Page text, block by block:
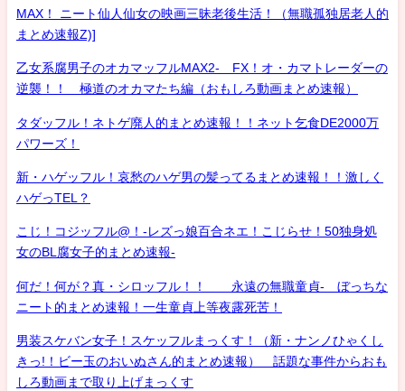
MAX！ ニート仙人仙女の映画三昧老後生活！（無職孤独居老人的
まとめ速報Z)]
乙女系腐男子のオカマッフルMAX2- FX！オ・カマトレーダーの
逆襲！！ 極道のオカマたち編（おもしろ動画まとめ速報）
タダッフル！ネトゲ廃人的まとめ速報！！ネット乞食DE2000万
パワーズ！
新・ハゲッフル！哀愁のハゲ男の髪ってるまとめ速報！！激しく
ハゲっTEL？
こじ！コジッフル@！-レズっ娘百合ネエ！こじらせ！50独身処
女のBL腐女子的まとめ速報-
何だ！何が？真・シロッフル！！ 永遠の無職童貞- ぼっちな
ニート的まとめ速報！一生童貞上等夜露死苦！
男装スケバン女子！スケッフルまっくす！（新・ナンノひゃくし
きっ!！ビー玉のおいぬさん的まとめ速報） 話題な事件からおも
しろ動画まで取り上げまっくす